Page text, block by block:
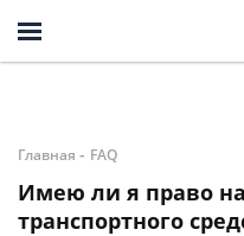
Главная - FAQ
Имею ли я право
транспортного